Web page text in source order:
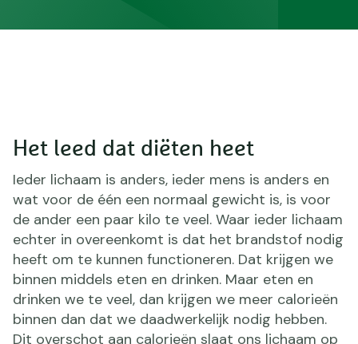
Het leed dat diëten heet
Ieder lichaam is anders, ieder mens is anders en
wat voor de één een normaal gewicht is, is voor
de ander een paar kilo te veel. Waar ieder lichaam
echter in overeenkomt is dat het brandstof nodig
heeft om te kunnen functioneren. Dat krijgen we
binnen middels eten en drinken. Maar eten en
drinken we te veel, dan krijgen we meer calorieën
binnen dan dat we daadwerkelijk nodig hebben.
Dit overschot aan calorieën slaat ons lichaam op